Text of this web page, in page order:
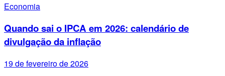
Economia
Quando sai o IPCA em 2026: calendário de
divulgação da inflação
19 de fevereiro de 2026